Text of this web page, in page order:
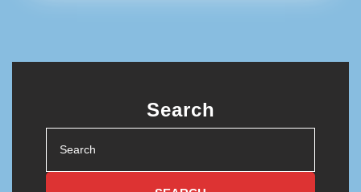
Search
for: